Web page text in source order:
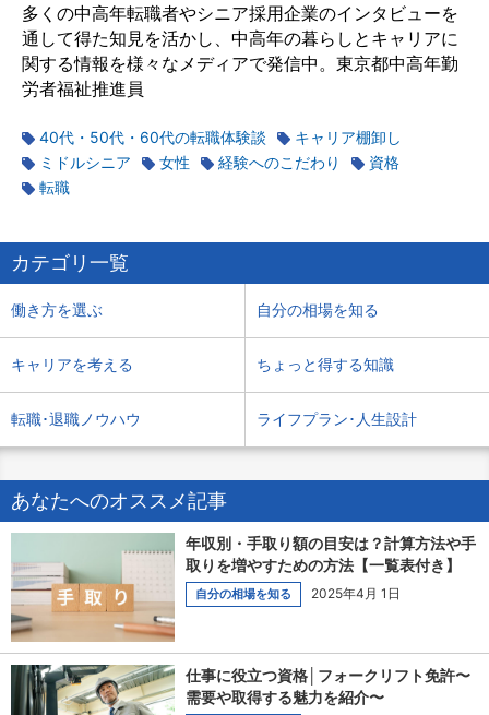
多くの中高年転職者やシニア採用企業のインタビューを
通して得た知見を活かし、中高年の暮らしとキャリアに
関する情報を様々なメディアで発信中。東京都中高年勤
労者福祉推進員
40代・50代・60代の転職体験談
キャリア棚卸し
ミドルシニア
女性 経験へのこだわり
資格
転職
カテゴリ一覧
働き方を選ぶ 自分の相場を知る
キャリアを考える ちょっと得する知識
転職･退職ノウハウ ライフプラン･人生設計
あなたへのオススメ記事
年収別・手取り額の目安は？計算方法や手
取りを増やすための方法【一覧表付き】
自分の相場を知る 2025年4月 1日
仕事に役立つ資格│フォークリフト免許〜
需要や取得する魅力を紹介〜